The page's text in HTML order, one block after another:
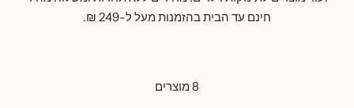
חינם עד הבית בהזמנות מעל ל-249 ₪.
8 מוצרים